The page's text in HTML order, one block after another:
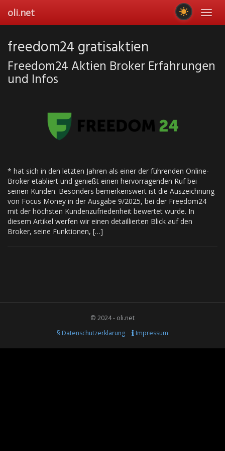
main
oli.net
freedom24 gratisaktien
Freedom24 Aktien Broker Erfahrungen
und Infos
* hat sich in den letzten Jahren als einer der führenden Online-
Broker etabliert und genießt einen hervorragenden Ruf bei
seinen Kunden. Besonders bemerkenswert ist die Auszeichnung
von Focus Money in der Ausgabe 9/2025, bei der Freedom24
mit der höchsten Kundenzufriedenheit bewertet wurde. In
diesem Artikel werfen wir einen detaillierten Blick auf den
Broker, seine Funktionen, […]
© 2024 - oli.net
§ Datenschutzerklärung
Impressum